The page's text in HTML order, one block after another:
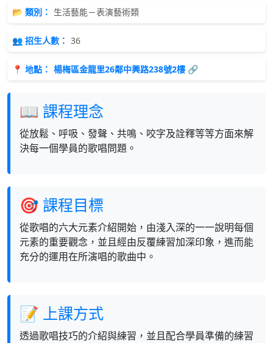
📂 類別： 生活藝能－表演藝術類
👥 招生人數： 36
📍 地點： 楊梅區金龍里26鄰中興路238號2樓 🔗
📖 課程理念
從放鬆、呼吸、發聲、共鳴、咬字及詮釋等等方面來解
決每一個學員的歌唱問題。
🎯 課程目標
從歌唱的六大元素介紹開始，由淺入深的一一說明每個
元素的重要觀念，並且經由反覆練習加深印象，進而能
充分的運用在所演唱的歌曲中。
📝 上課方式
透過歌唱技巧的介紹與練習，並且配合學員準備的練習